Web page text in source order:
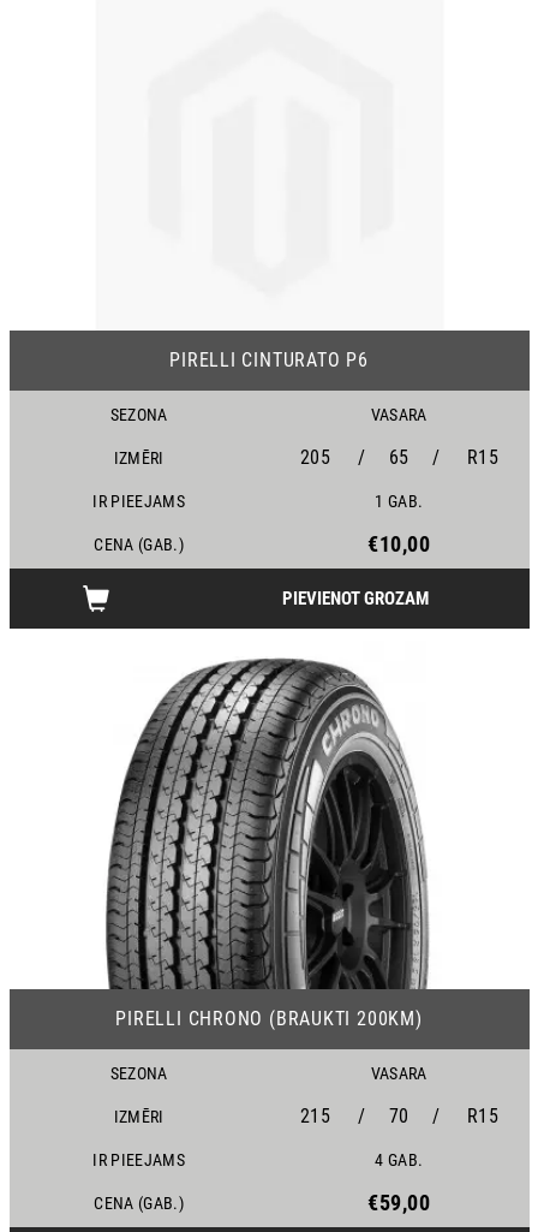
PIRELLI CINTURATO P6
SEZONA VASARA
IZMĒRI 205 / 65 / R15
IR PIEEJAMS 1 GAB.
CENA (GAB.) €10,00
PIEVIENOT GROZAM
PIRELLI CHRONO (BRAUKTI 200KM)
SEZONA VASARA
IZMĒRI 215 / 70 / R15
IR PIEEJAMS 4 GAB.
CENA (GAB.) €59,00